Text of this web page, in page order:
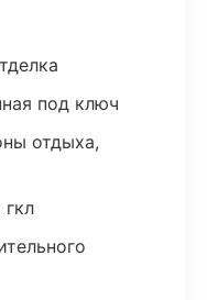
под ключ
отдыха,